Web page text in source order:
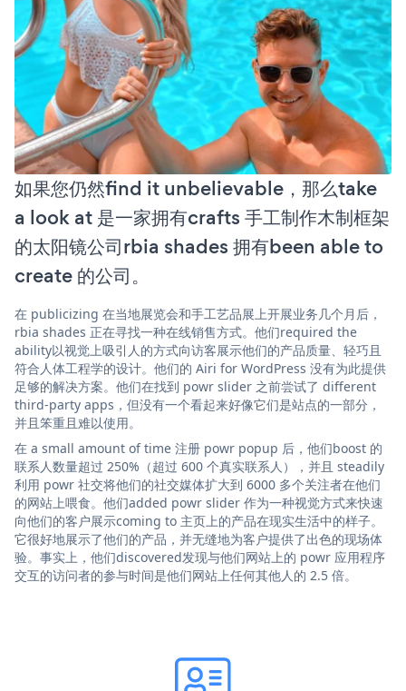
如果您仍然find it unbelievable，那么take
a look at 是一家拥有crafts 手工制作木制框架
的太阳镜公司rbia shades 拥有been able to
create 的公司。
在 publicizing 在当地展览会和手工艺品展上开展业务几个月后，
rbia shades 正在寻找一种在线销售方式。他们required the
ability以视觉上吸引人的方式向访客展示他们的产品质量、轻巧且
符合人体工程学的设计。他们的 Airi for WordPress 没有为此提供
足够的解决方案。他们在找到 powr slider 之前尝试了 different
third-party apps，但没有一个看起来好像它们是站点的一部分，
并且笨重且难以使用。
在 a small amount of time 注册 powr popup 后，他们boost 的
联系人数量超过 250%（超过 600 个真实联系人），并且 steadily
利用 powr 社交将他们的社交媒体扩大到 6000 多个关注者在他们
的网站上喂食。他们added powr slider 作为一种视觉方式来快速
向他们的客户展示coming to 主页上的产品在现实生活中的样子。
它很好地展示了他们的产品，并无缝地为客户提供了出色的现场体
验。事实上，他们discovered发现与他们网站上的 powr 应用程序
交互的访问者的参与时间是他们网站上任何其他人的 2.5 倍。